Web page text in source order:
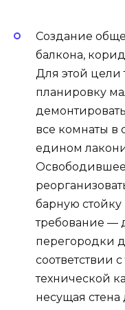
Создание
балкона,
Для этой цели
планировку
все комнаты
едином
барную стойку
требование —
перегородки
соответствии
технической
несущая стена